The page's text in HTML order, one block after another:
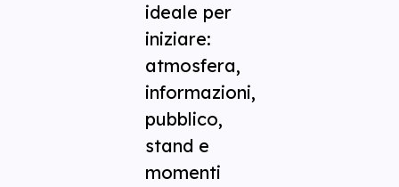
ideale per
iniziare:
atmosfera,
informazioni,
pubblico,
stand e
momenti